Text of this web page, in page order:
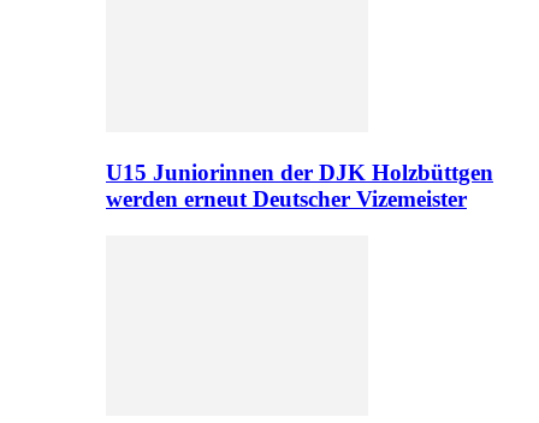
U15 Juniorinnen der DJK Holzbüttgen
werden erneut Deutscher Vizemeister